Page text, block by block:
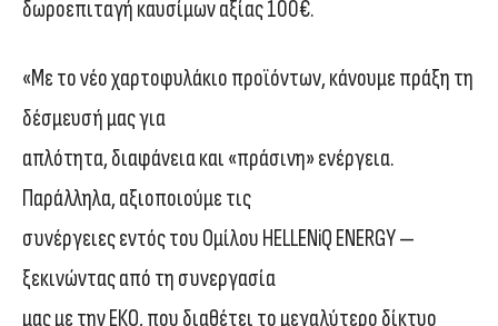
δωροεπιταγή καυσίμων αξίας 100€.
«Με το νέο χαρτοφυλάκιο προϊόντων, κάνουμε πράξη τη
δέσμευσή μας για
απλότητα, διαφάνεια και «πράσινη» ενέργεια.
Παράλληλα, αξιοποιούμε τις
συνέργειες εντός του Ομίλου HELLENiQ ENERGY —
ξεκινώντας από τη συνεργασία
μας με την ΕΚΟ, που διαθέτει το μεγαλύτερο δίκτυο